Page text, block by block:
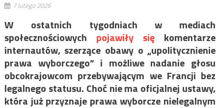
7 lutego 2026
W ostatnich tygodniach w mediach
społecznościowych pojawiły się komentarze
internautów, szerzące obawy o „upolitycznienie
prawa wyborczego” i możliwe nadanie głosu
obcokrajowcom przebywającym we Francji bez
legalnego statusu. Choć nie ma oficjalnej ustawy,
która już przyznaje prawa wyborcze nielegalnym